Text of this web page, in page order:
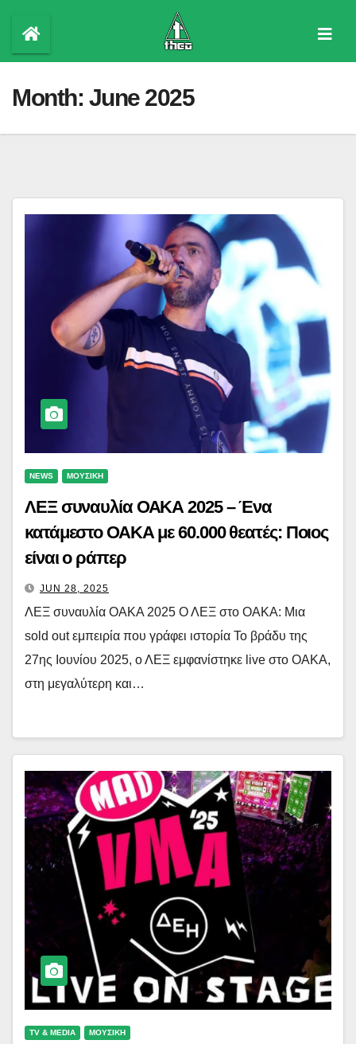
content
Month: June 2025
NEWS ΜΟΥΣΙΚΗ
ΛΕΞ συναυλία ΟΑΚΑ 2025 – Ένα
κατάμεστο ΟΑΚΑ με 60.000 θεατές: Ποιος
είναι ο ράπερ
JUN 28, 2025
ΛΕΞ συναυλία ΟΑΚΑ 2025 Ο ΛΕΞ στο ΟΑΚΑ: Μια
sold out εμπειρία που γράφει ιστορία Το βράδυ της
27ης Ιουνίου 2025, ο ΛΕΞ εμφανίστηκε live στο ΟΑΚΑ,
στη μεγαλύτερη και…
TV & MEDIA ΜΟΥΣΙΚΗ